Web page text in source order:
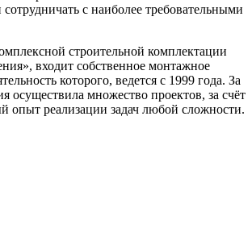
с наиболее требовательными
строительной комплектации
входит собственное монтажное
которого, ведется с 1999 года. За
осуществила множество проектов, за счёт
опыт реализации задач любой сложности.